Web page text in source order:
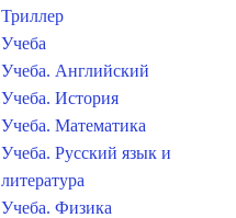
Триллер
Учеба
Учеба. Английский
Учеба. История
Учеба. Математика
Учеба. Русский язык и
литература
Учеба. Физика